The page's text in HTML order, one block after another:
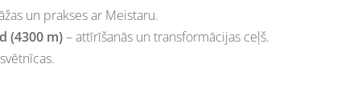
un prakses ar Meistaru.
(4300 m)– attīrīšanās un transformācijas ceļš.